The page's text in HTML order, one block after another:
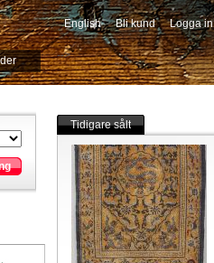
English Bli kund Logga in
-->
Tidigare sålt